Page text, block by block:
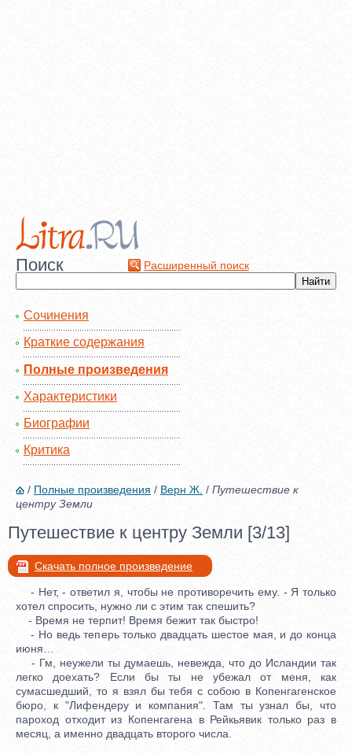
Поиск Расширенный поиск
Сочинения
Краткие содержания
Полные произведения
Характеристики
Биографии
Критика
/ Полные произведения / Верн Ж. / Путешествие к
центру Земли
Путешествие к центру Земли [3/13]
Скачать полное произведение
- Нет, - ответил я, чтобы не противоречить ему. - Я только
хотел спросить, нужно ли с этим так спешить?
- Время не терпит! Время бежит так быстро!
- Но ведь теперь только двадцать шестое мая, и до конца
июня…
- Гм, неужели ты думаешь, невежда, что до Исландии так
легко доехать? Если бы ты не убежал от меня, как
сумасшедший, то я взял бы тебя с собою в Копенгагенское
бюро, к "Лифендеру и компания". Там ты узнал бы, что
пароход отходит из Копенгагена в Рейкьявик только раз в
месяц, а именно двадцать второго числа.